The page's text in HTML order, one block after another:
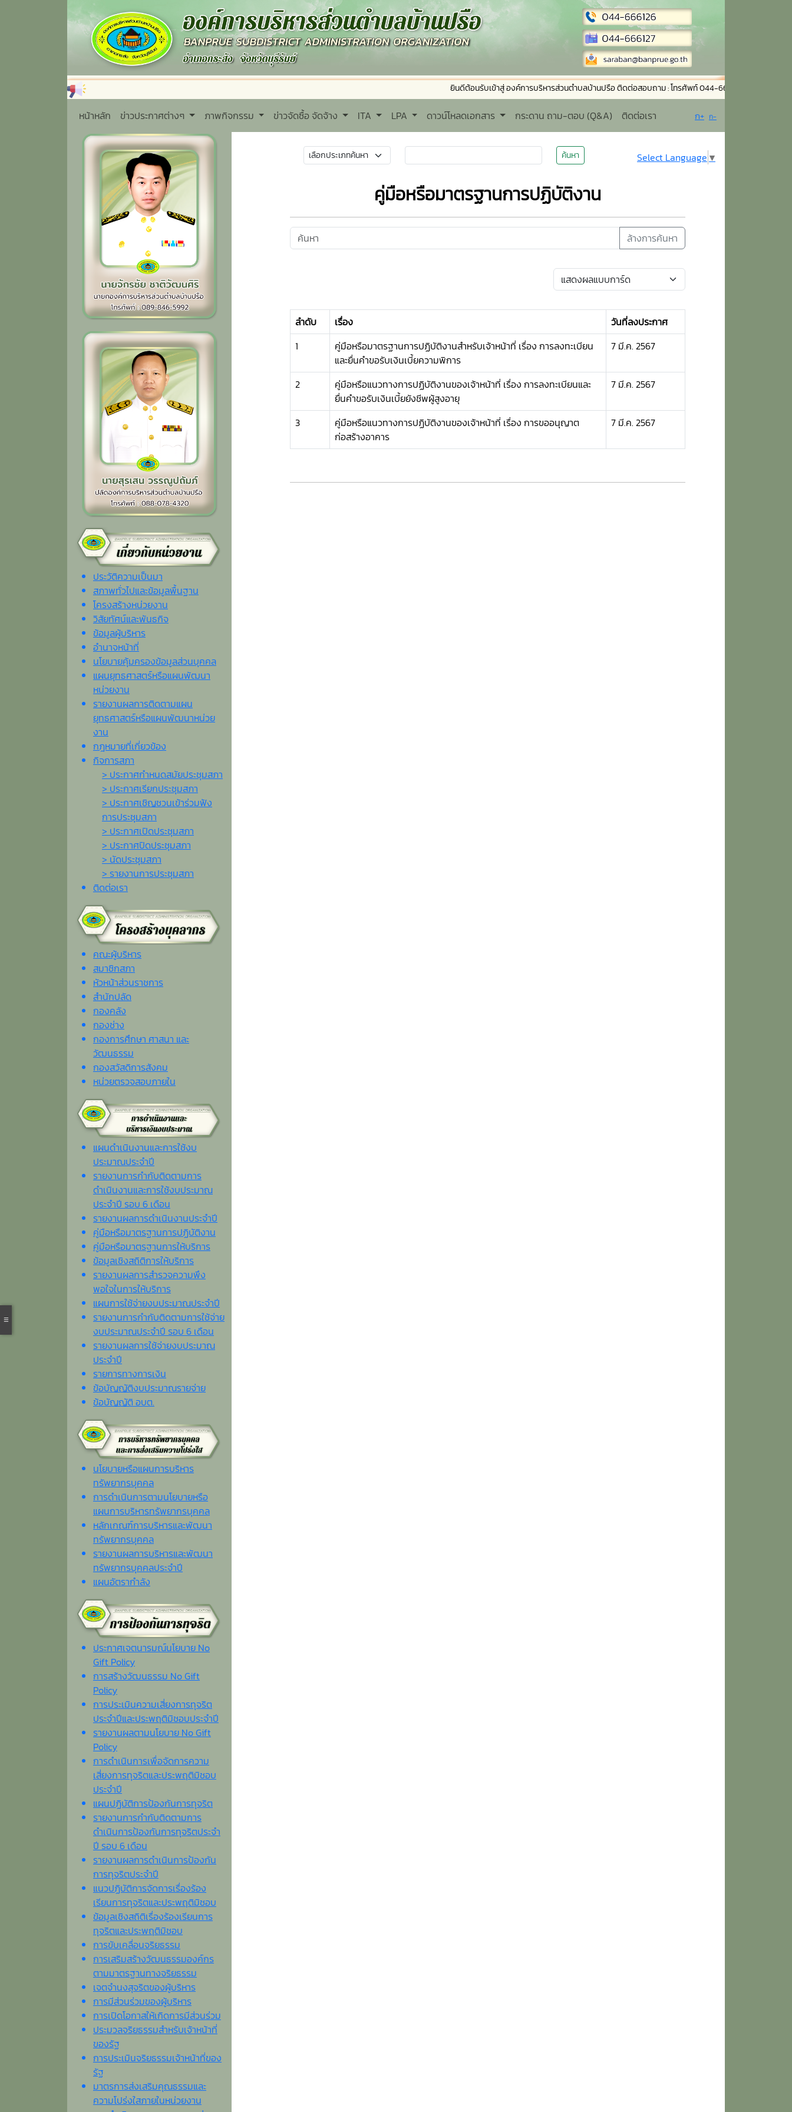
ยินดีต้อนรับเข้าสู่ องค์การบริหารส่วนตำบลบ้านปรือ ติดต่อสอบถาม : โทรศัพท์ 044-666126 โทรสาร 044-666127 อีเ
หน้าหลัก ข่าวประกาศต่างๆ ภาพกิจกรรม ข่าวจัดซื้อ จัดจ้าง ITA LPA ดาวน์โหลดเอกสาร กระดาน ถาม-ตอบ (Q&A) ติดต่อเรา ก+ ก-
ประวัติความเป็นมา
สภาพทั่วไปและข้อมูลพื้นฐาน
โครงสร้างหน่วยงาน
วิสัยทัศน์และพันธกิจ
ข้อมูลผู้บริหาร
อำนาจหน้าที่
นโยบายคุ้มครองข้อมูลส่วนบุคคล
แผนยุทธศาสตร์หรือแผนพัฒนา
หน่วยงาน
รายงานผลการติดตามแผน
ยุทธศาสตร์หรือแผนพัฒนาหน่วย
งาน
กฎหมายที่เกี่ยวข้อง
กิจการสภา
> ประกาศกำหนดสมัยประชุมสภา
> ประกาศเรียกประชุมสภา
> ประกาศเชิญชวนเข้าร่วมฟัง
การประชุมสภา
> ประกาศเปิดประชุมสภา
> ประกาศปิดประชุมสภา
> นัดประชุมสภา
> รายงานการประชุมสภา
ติดต่อเรา
คณะผู้บริหาร
สมาชิกสภา
หัวหน้าส่วนราชการ
สำนักปลัด
กองคลัง
กองช่าง
กองการศึกษา ศาสนา และ
วัฒนธรรม
กองสวัสดิการสังคม
หน่วยตรวจสอบภายใน
แผนดำเนินงานและการใช้งบ
ประมาณประจำปี
รายงานการกำกับติดตามการ
ดำเนินงานและการใช้งบประมาณ
ประจำปี รอบ 6 เดือน
รายงานผลการดำเนินงานประจำปี
คู่มือหรือมาตรฐานการปฏิบัติงาน
คู่มือหรือมาตรฐานการให้บริการ
ข้อมูลเชิงสถิติการให้บริการ
รายงานผลการสำรวจความพึง
พอใจในการให้บริการ
แผนการใช้จ่ายงบประมาณประจำปี
รายงานการกำกับติดตามการใช้จ่าย
งบประมาณประจำปี รอบ 6 เดือน
รายงานผลการใช้จ่ายงบประมาณ
ประจำปี
รายการทางการเงิน
ข้อบัญญัติงบประมาณรายจ่าย
ข้อบัญญัติ อบต.
นโยบายหรือแผนการบริหาร
ทรัพยากรบุคคล
การดำเนินการตามนโยบายหรือ
แผนการบริหารทรัพยากรบุคคล
หลักเกณฑ์การบริหารและพัฒนา
ทรัพยากรบุคคล
รายงานผลการบริหารและพัฒนา
ทรัพยากรบุคคลประจำปี
แผนอัตรากำลัง
ประกาศเจตนารมณ์นโยบาย No
Gift Policy
การสร้างวัฒนธรรม No Gift
Policy
การประเมินความเสี่ยงการทุจริต
ประจำปีและประพฤติมิชอบประจำปี
รายงานผลตามนโยบาย No Gift
Policy
การดำเนินการเพื่อจัดการความ
เสี่ยงการทุจริตและประพฤติมิชอบ
ประจำปี
แผนปฏิบัติการป้องกันการทุจริต
รายงานการกำกับติดตามการ
ดำเนินการป้องกันการทุจริตประจำ
ปี รอบ 6 เดือน
รายงานผลการดำเนินการป้องกัน
การทุจริตประจำปี
แนวปฏิบัติการจัดการเรื่องร้อง
เรียนการทุจริตและประพฤติมิชอบ
ข้อมูลเชิงสถิติเรื่องร้องเรียนการ
ทุจริตและประพฤติมิชอบ
การขับเคลื่อนจริยธรรม
การเสริมสร้างวัฒนธรรมองค์กร
ตามมาตรฐานทางจริยธรรม
เจตจํานงสุจริตของผู้บริหาร
การมีส่วนร่วมของผู้บริหาร
การเปิดโอกาสให้เกิดการมีส่วนร่วม
ประมวลจริยธรรมสำหรับเจ้าหน้าที่
ของรัฐ
การประเมินจริยธรรมเจ้าหน้าที่ของ
รัฐ
มาตรการส่งเสริมคุณธรรมและ
ความโปร่งใสภายในหน่วยงาน
ค้นหา Select Language ▼
คู่มือหรือมาตรฐานการปฏิบัติงาน
ล้างการค้นหา
ลำดับ เรื่อง
วันที่ลงประกาศ
1
คู่มือหรือมาตรฐานการปฏิบัติงานสำหรับเจ้าหน้าที่ เรื่อง การลงทะเบียน
และยื่นคำขอรับเงินเบี้ยความพิการ
7 มี.ค. 2567
2
คู่มือหรือแนวทางการปฏิบัติงานของเจ้าหน้าที่ เรื่อง การลงทะเบียนและ
ยื่นคำขอรับเงินเบี้ยยังชีพผู้สูงอายุ
7 มี.ค. 2567
3
คู่มือหรือแนวทางการปฏิบัติงานของเจ้าหน้าที่ เรื่อง การขออนุญาต
ก่อสร้างอาคาร
7 มี.ค. 2567